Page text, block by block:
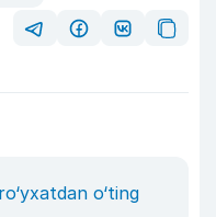
ro‘yxatdan o‘ting